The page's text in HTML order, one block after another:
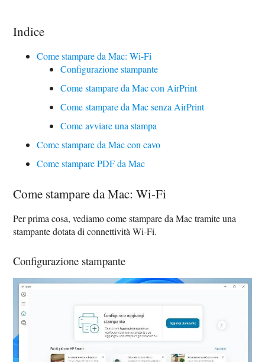
Indice
Come stampare da Mac: Wi-Fi
Configurazione stampante
Come stampare da Mac con AirPrint
Come stampare da Mac senza AirPrint
Come avviare una stampa
Come stampare da Mac con cavo
Come stampare PDF da Mac
Come stampare da Mac: Wi-Fi
Per prima cosa, vediamo come stampare da Mac tramite una
stampante dotata di connettività Wi-Fi.
Configurazione stampante